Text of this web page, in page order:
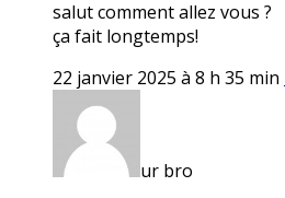
salut comment allez vous ?
ça fait longtemps!
22 janvier 2025 à 8 h 35 min
ur bro